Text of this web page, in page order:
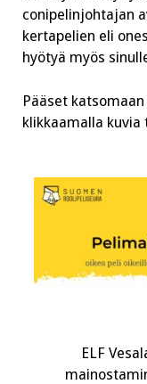
conipelinjohtajan
kertapelien eli
hyötyä myös
Pääset
klikkaamalla
ELF